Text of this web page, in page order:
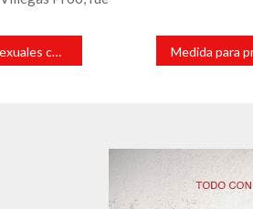
vulnerables